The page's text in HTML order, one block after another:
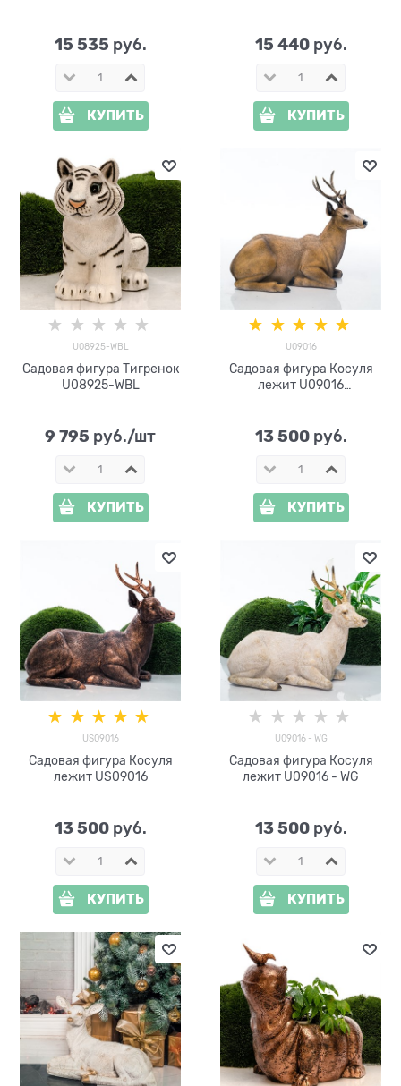
15 535 руб.
КУПИТЬ
15 440 руб.
КУПИТЬ
U08925-WBL
Садовая фигура Тигренок
U08925-WBL
9 795 руб./шт
КУПИТЬ
U09016
Садовая фигура Косуля
лежит U09016
13 500 руб.
КУПИТЬ
US09016
Садовая фигура Косуля
лежит US09016
13 500 руб.
КУПИТЬ
U09016 - WG
Садовая фигура Косуля
лежит U09016 - WG
13 500 руб.
КУПИТЬ